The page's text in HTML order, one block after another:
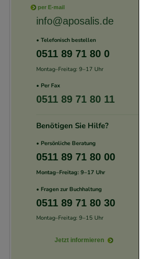
per E-mail
info@aposalis.de
• Telefonisch bestellen
0511 89 71 80 0
Montag–Freitag: 9–17 Uhr
• Per Fax
0511 89 71 80 11
Benötigen Sie Hilfe?
• Persönliche Beratung
0511 89 71 80 00
Montag–Freitag: 9–17 Uhr
• Fragen zur Buchhaltung
0511 89 71 80 30
Montag–Freitag: 9–15 Uhr
Jetzt informieren